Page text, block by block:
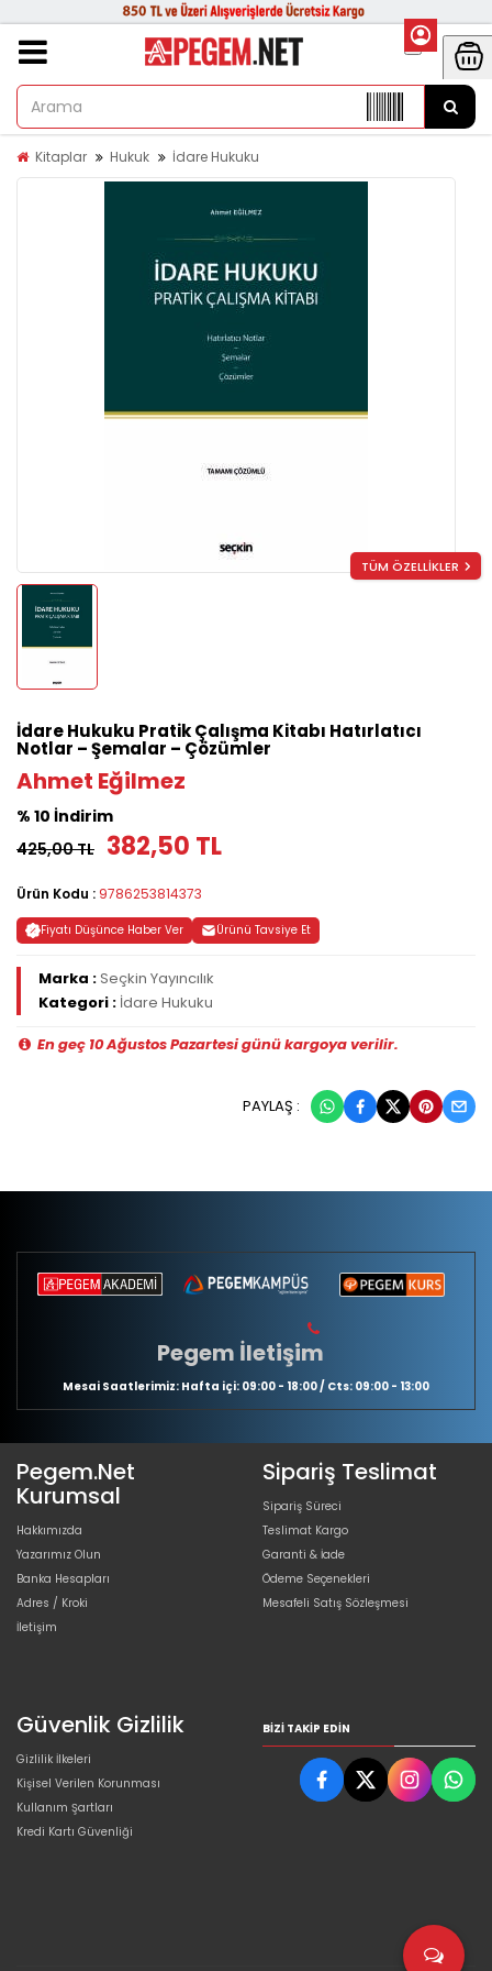
Kitaplar Hukuk İdare Hukuku
TÜM ÖZELLİKLER
İdare Hukuku Pratik Çalışma Kitabı Hatırlatıcı
Notlar – Şemalar – Çözümler
Ahmet Eğilmez
% 10 İndirim
425,00 TL 382,50 TL
Ürün Kodu : 9786253814373
Fiyatı Düşünce Haber Ver Ürünü Tavsiye Et
Marka :Seçkin Yayıncılık
Kategori : İdare Hukuku
En geç 10 Ağustos Pazartesi günü kargoya verilir.
PAYLAŞ :
Pegem İletişim
Mesai Saatlerimiz: Hafta içi: 09:00 - 18:00 / Cts: 09:00 - 13:00
Pegem.Net
Kurumsal
Hakkımızda
Yazarımız Olun
Banka Hesapları
Adres / Kroki
İletişim
Sipariş Teslimat
Sipariş Süreci
Teslimat Kargo
Garanti & İade
Ödeme Seçenekleri
Mesafeli Satış Sözleşmesi
Güvenlik Gizlilik
Gizlilik İlkeleri
Kişisel Verilen Korunması
Kullanım Şartları
Kredi Kartı Güvenliği
BIZI TAKIP EDIN